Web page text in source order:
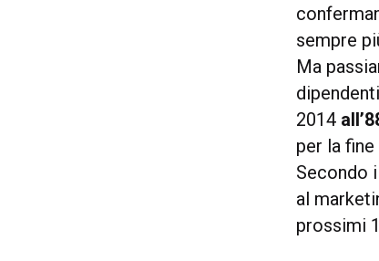
sempre
Ma
2014
per la
Secondo
al
prossimi